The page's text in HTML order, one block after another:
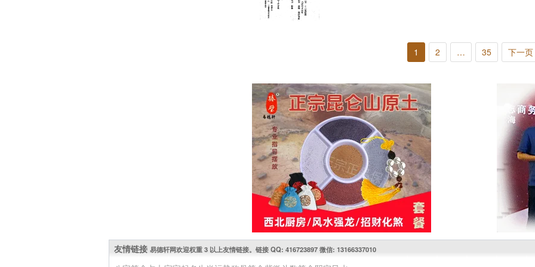
1 2 … 35 下一
友情链接 易德轩网欢迎权重 3 以上友情链接。链接 QQ: 416723897 微信: 13166337010